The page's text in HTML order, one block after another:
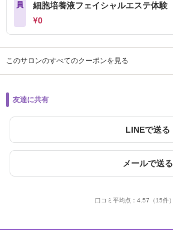
員
細胞培養液フェイシャルエステ体験
¥0
このサロンのすべてのクーポンを見る
友達に共有
LINEで送る
メールで送る
口コミ平均点： 4.57 （15件）